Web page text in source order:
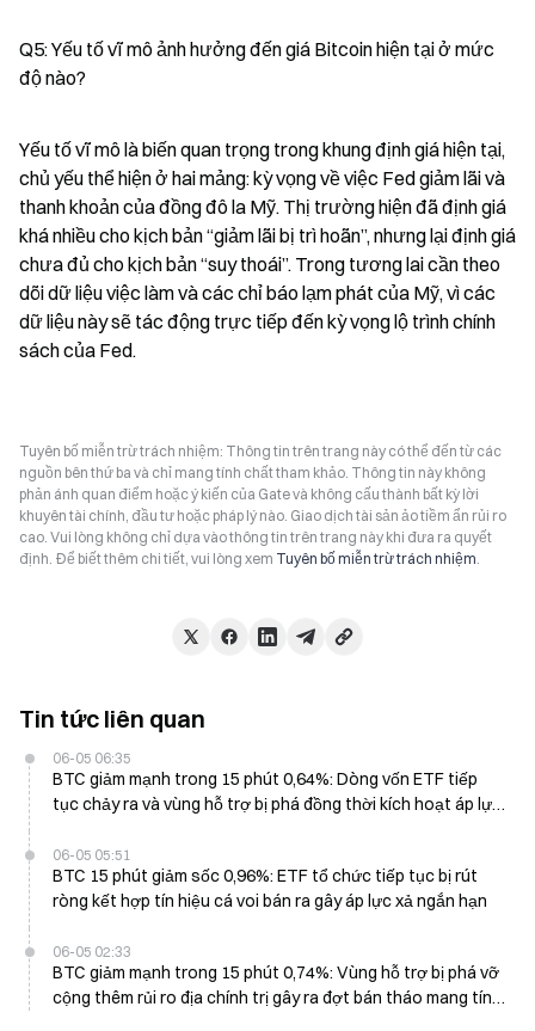
Q5: Yếu tố vĩ mô ảnh hưởng đến giá Bitcoin hiện tại ở mức
độ nào?
Yếu tố vĩ mô là biến quan trọng trong khung định giá hiện tại,
chủ yếu thể hiện ở hai mảng: kỳ vọng về việc Fed giảm lãi và
thanh khoản của đồng đô la Mỹ. Thị trường hiện đã định giá
khá nhiều cho kịch bản “giảm lãi bị trì hoãn”, nhưng lại định giá
chưa đủ cho kịch bản “suy thoái”. Trong tương lai cần theo
dõi dữ liệu việc làm và các chỉ báo lạm phát của Mỹ, vì các
dữ liệu này sẽ tác động trực tiếp đến kỳ vọng lộ trình chính
sách của Fed.
Tuyên bố miễn trừ trách nhiệm: Thông tin trên trang này có thể đến từ các
nguồn bên thứ ba và chỉ mang tính chất tham khảo. Thông tin này không
phản ánh quan điểm hoặc ý kiến của Gate và không cấu thành bất kỳ lời
khuyên tài chính, đầu tư hoặc pháp lý nào. Giao dịch tài sản ảo tiềm ẩn rủi ro
cao. Vui lòng không chỉ dựa vào thông tin trên trang này khi đưa ra quyết
định. Để biết thêm chi tiết, vui lòng xem Tuyên bố miễn trừ trách nhiệm.
Tin tức liên quan
06-05 06:35
BTC giảm mạnh trong 15 phút 0,64%: Dòng vốn ETF tiếp
tục chảy ra và vùng hỗ trợ bị phá đồng thời kích hoạt áp lực
06-05 05:51
BTC 15 phút giảm sốc 0,96%: ETF tổ chức tiếp tục bị rút
ròng kết hợp tín hiệu cá voi bán ra gây áp lực xả ngắn hạn
06-05 02:33
BTC giảm mạnh trong 15 phút 0,74%: Vùng hỗ trợ bị phá vỡ
cộng thêm rủi ro địa chính trị gây ra đợt bán tháo mang tính